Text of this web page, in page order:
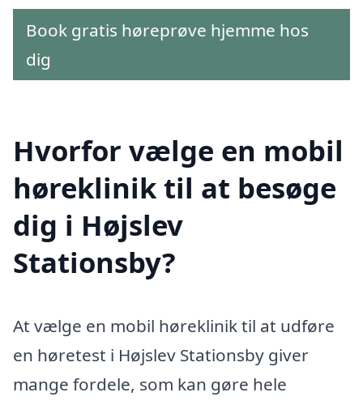
Book gratis høreprøve hjemme hos
dig
Hvorfor vælge en mobil
høreklinik til at besøge
dig i Højslev
Stationsby?
At vælge en mobil høreklinik til at udføre
en høretest i Højslev Stationsby giver
mange fordele, som kan gøre hele